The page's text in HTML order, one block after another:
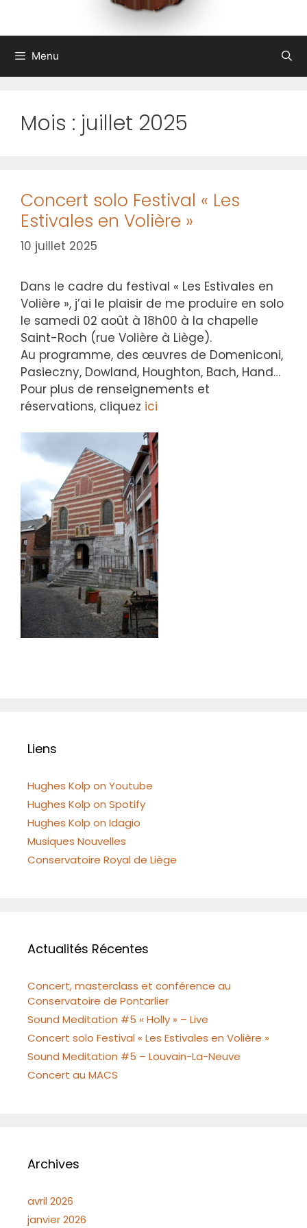
Menu
Mois : juillet 2025
Concert solo Festival « Les
Estivales en Volière »
10 juillet 2025
Dans le cadre du festival « Les Estivales en
Volière », j’ai le plaisir de me produire en solo
le samedi 02 août à 18h00 à la chapelle
Saint-Roch (rue Volière à Liège).
Au programme, des œuvres de Domeniconi,
Pasieczny, Dowland, Houghton, Bach, Hand…
Pour plus de renseignements et
réservations, cliquez ici
Liens
Hughes Kolp on Youtube
Hughes Kolp on Spotify
Hughes Kolp on Idagio
Musiques Nouvelles
Conservatoire Royal de Liège
Actualités Récentes
Concert, masterclass et conférence au
Conservatoire de Pontarlier
Sound Meditation #5 « Holly » – Live
Concert solo Festival « Les Estivales en Volière »
Sound Meditation #5 – Louvain-La-Neuve
Concert au MACS
Archives
avril 2026
janvier 2026